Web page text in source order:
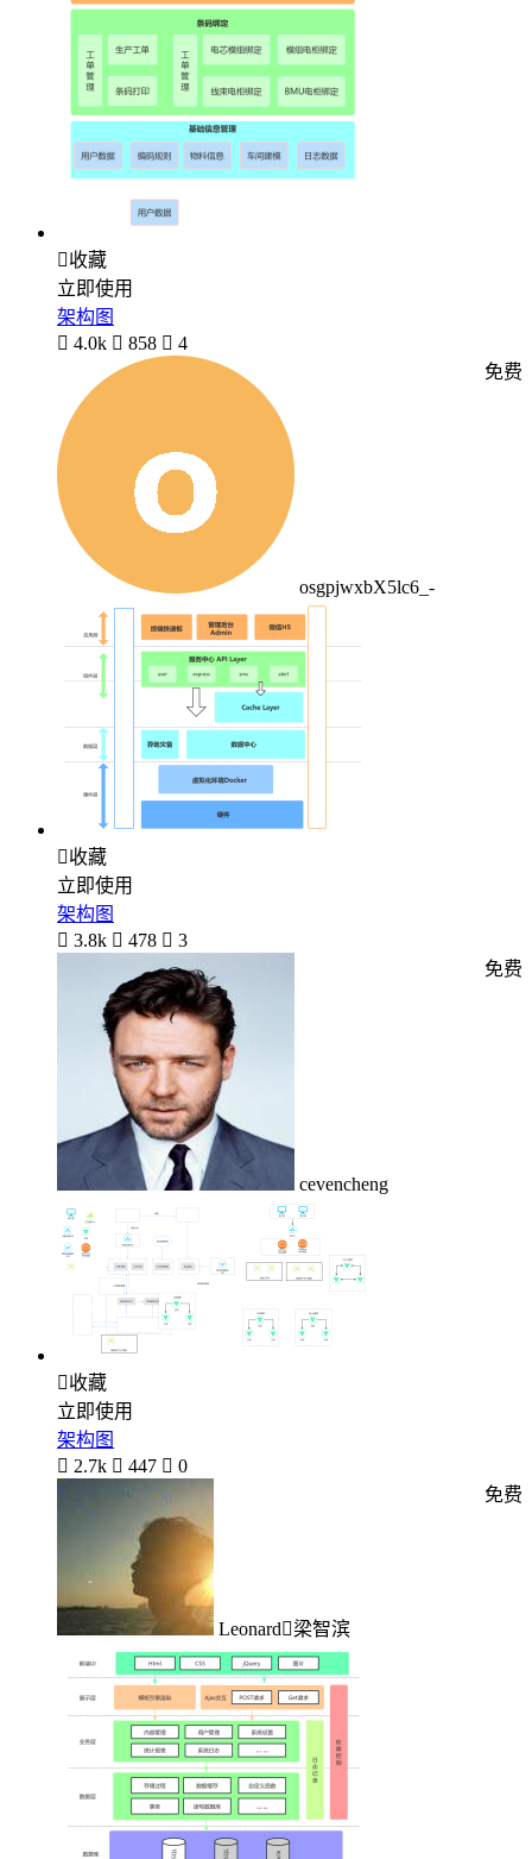
收藏
立即使用
架构图
 4.0k  858  4
osgpjwxbX5lc6_-
免费
收藏
立即使用
架构图
 3.8k  478  3
cevencheng
免费
收藏
立即使用
架构图
 2.7k  447  0
Leonard梁智滨
免费